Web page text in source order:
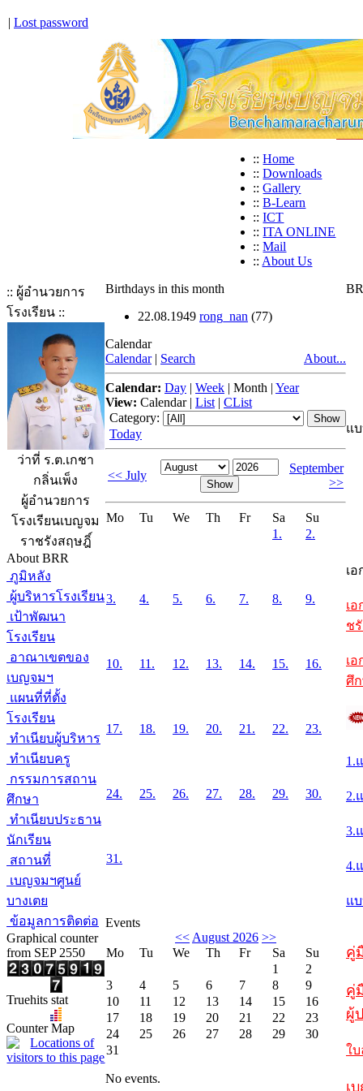
| Lost password
:: Home
:: Downloads
:: Gallery
:: B-Learn
:: ICT
:: ITA ONLINE
:: Mail
:: About Us
:: ผู้อำนวยการ
โรงเรียน ::
ว่าที่ ร.ต.เกชา
กลิ่นเพ็ง
ผู้อำนวยการ
โรงเรียนเบญจม
ราชรังสฤษฎิ์
About BRR
ภูมิหลัง
ผู้บริหารโรงเรียน
เป้าพัฒนา
โรงเรียน
อาณาเขตของ
เบญจมฯ
แผนที่ที่ตั้ง
โรงเรียน
ทำเนียบผู้บริหาร
ทำเนียบครู
กรรมการสถาน
ศึกษา
ทำเนียบประธาน
นักเรียน
สถานที่
เบญจมฯศูนย์
บางเตย
ข้อมูลการติดต่อ
Graphical counter
from SEP 2550
Truehits stat
Counter Map
Birthdays in this month
22.08.1949 rong_nan (77)
Calendar
Calendar | Search About...
Calendar: Day | Week | Month | Year
View: Calendar| List | CList
Category:
Today
<< July
September
>>
Mo Tu We Th Fr Sa
Su
1.
2.
3. 4. 5. 6. 7. 8. 9.
10. 11. 12. 13. 14. 15. 16.
17. 18. 19. 20. 21. 22. 23.
24. 25. 26. 27. 28. 29. 30.
31.
Events
<< August 2026 >>
Mo
Tu We Th Fr Sa
Su
1
2
3
4 5 6 7 8
9
10
11 12 13 14 15
16
17
18 19 20 21 22
23
24
25 26 27 28 29
30
31
No events.
แ
เ
เ
ช
เ
ศึ
1.
2.
3.
4.
แ
คู่
คู่
ผู้
ใ
เ